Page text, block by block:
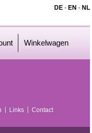
DE- EN - NL
Winkelwagen
Links Contact